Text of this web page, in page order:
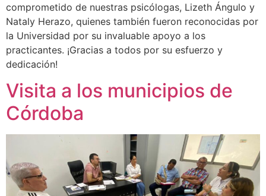
comprometido de nuestras psicólogas, Lizeth Ángulo y
Nataly Herazo, quienes también fueron reconocidas por
la Universidad por su invaluable apoyo a los
practicantes. ¡Gracias a todos por su esfuerzo y
dedicación!
Visita a los municipios de
Córdoba